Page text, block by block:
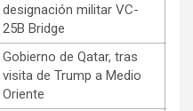
designación militar VC-
25B Bridge
Gobierno de Qatar, tras
visita de Trump a Medio
Oriente